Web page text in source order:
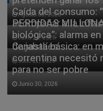
Agosto 03, 2026
Caída del consumo:
acompañar a la
Julio 24, 2026
PERDIDAS
biológica”: alarma
de jabalíes
Julio 11, 2026
Canasta básica: en
correntina necesitó
para no ser pobre
Junio 30, 2026